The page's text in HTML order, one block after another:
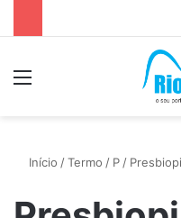
Início /Termo / P /